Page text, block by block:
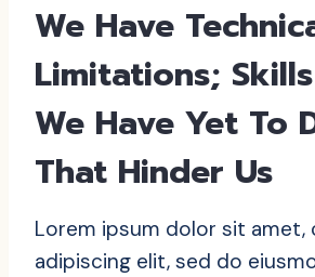
We Have
Limitations;
We Have Yet To
That Hinder Us
Lorem ipsum dolor sit
adipiscing elit, sed do